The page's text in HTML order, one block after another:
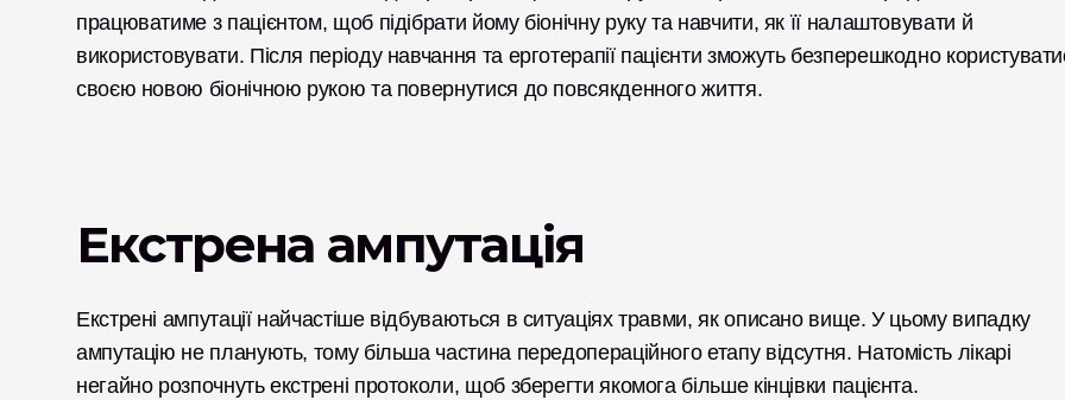
працюватиме з пацієнтом, щоб підібрати йому біонічну руку та навчити, як її налаштовувати й
використовувати. Після періоду навчання та ерготерапії пацієнти зможуть безперешкодно
своєю новою біонічною рукою та повернутися до повсякденного життя.
Екстрена ампутація
Екстрені ампутації найчастіше відбуваються в ситуаціях травми, як описано вище. У цьому випадку
ампутацію не планують, тому більша частина передопераційного етапу відсутня. Натомість лікарі
негайно розпочнуть екстрені протоколи, щоб зберегти якомога більше кінцівки пацієнта.